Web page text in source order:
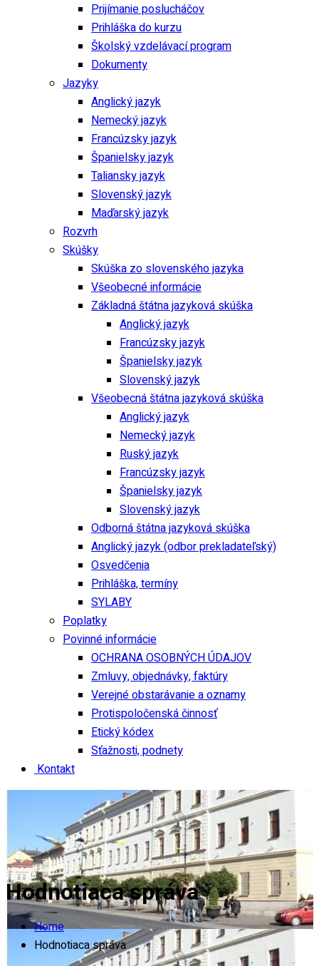
Prijímanie poslucháčov
Prihláška do kurzu
Školský vzdelávací program
Dokumenty
Jazyky
Anglický jazyk
Nemecký jazyk
Francúzsky jazyk
Španielsky jazyk
Taliansky jazyk
Slovenský jazyk
Maďarský jazyk
Rozvrh
Skúšky
Skúška zo slovenského jazyka
Všeobecné informácie
Základná štátna jazyková skúška
Anglický jazyk
Francúzsky jazyk
Španielsky jazyk
Slovenský jazyk
Všeobecná štátna jazyková skúška
Anglický jazyk
Nemecký jazyk
Ruský jazyk
Francúzsky jazyk
Španielsky jazyk
Slovenský jazyk
Odborná štátna jazyková skúška
Anglický jazyk (odbor prekladateľský)
Osvedčenia
Prihláška, termíny
SYLABY
Poplatky
Povinné informácie
OCHRANA OSOBNÝCH ÚDAJOV
Zmluvy, objednávky, faktúry
Verejné obstarávanie a oznamy
Protispoločenská činnosť
Etický kódex
Sťažnosti, podnety
Kontakt
Hodnotiaca správa
Home
Hodnotiaca správa